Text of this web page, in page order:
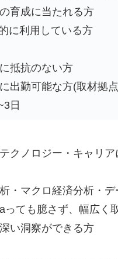
育成に当たれる方
に利用している方
抵抗のない方
出勤可能な方(取材拠
日
クノロジー・キャリ
・マクロ経済分析・
っても臆さず、幅広く
い洞察ができる方